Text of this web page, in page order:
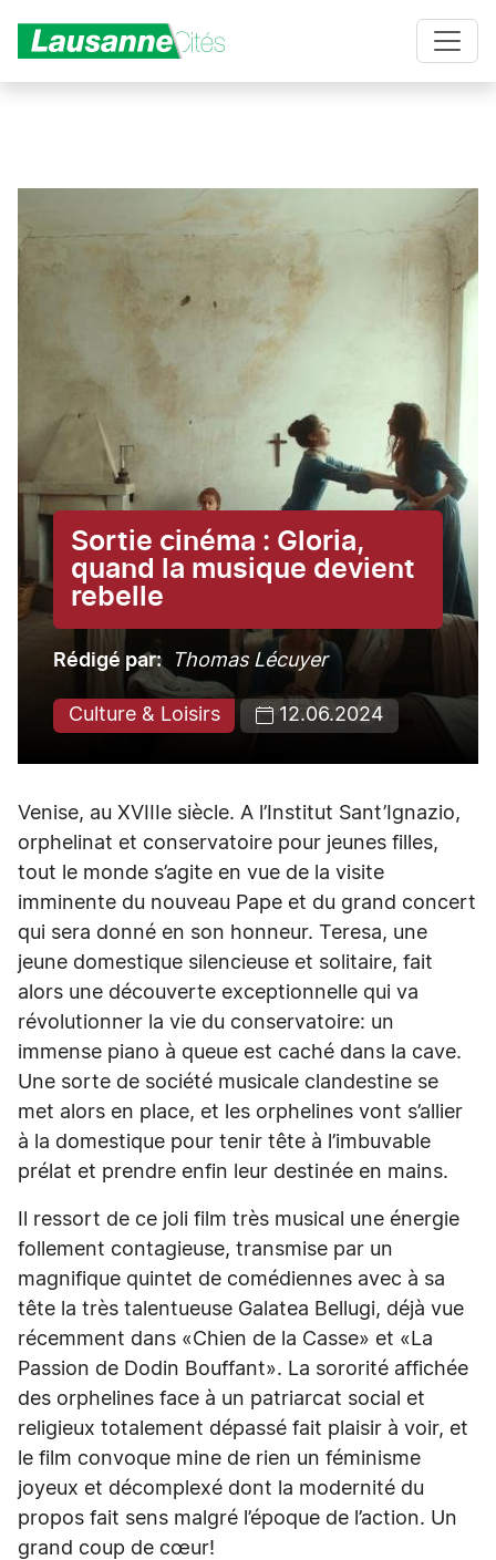
Sortie cinéma : Gloria,
quand la musique devient
rebelle
Rédigé par Thomas Lécuyer
Culture & Loisirs 12.06.2024
Venise, au XVIIIe siècle. A l’Institut Sant’Ignazio,
orphelinat et conservatoire pour jeunes filles,
tout le monde s’agite en vue de la visite
imminente du nouveau Pape et du grand concert
qui sera donné en son honneur. Teresa, une
jeune domestique silencieuse et solitaire, fait
alors une découverte exceptionnelle qui va
révolutionner la vie du conservatoire: un
immense piano à queue est caché dans la cave.
Une sorte de société musicale clandestine se
met alors en place, et les orphelines vont s’allier
à la domestique pour tenir tête à l’imbuvable
prélat et prendre enfin leur destinée en mains.
Il ressort de ce joli film très musical une énergie
follement contagieuse, transmise par un
magnifique quintet de comédiennes avec à sa
tête la très talentueuse Galatea Bellugi, déjà vue
récemment dans «Chien de la Casse» et «La
Passion de Dodin Bouffant». La sororité affichée
des orphelines face à un patriarcat social et
religieux totalement dépassé fait plaisir à voir, et
le film convoque mine de rien un féminisme
joyeux et décomplexé dont la modernité du
propos fait sens malgré l’époque de l’action. Un
grand coup de cœur!